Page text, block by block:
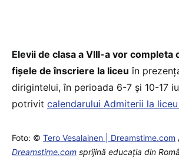
Elevii de clasa a VIII-a vor completa
fișele de înscriere la liceu în
dirigintelui, în perioada 6-7 și 10-17
potrivit calendarului Admiterii la
Foto: © Tero Vesalainen | Dreamstime.com
Dreamstime.com sprijină educaţia din